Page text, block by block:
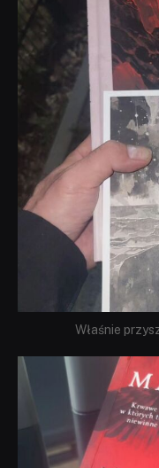
Właśnie